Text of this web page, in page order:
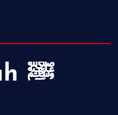
Resulullah ﷺ